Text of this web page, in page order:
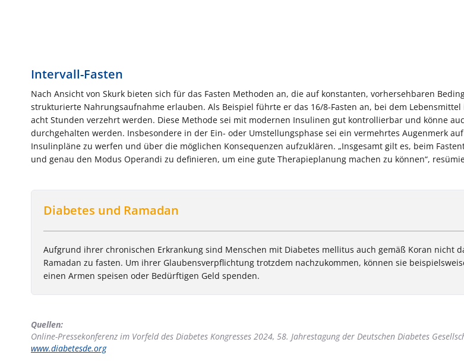
Intervall-Fasten
Nach Ansicht von Skurk bieten sich für das Fasten Methoden an, die auf konstanten, vorhersehbaren
strukturierte Nahrungsaufnahme erlauben. Als Beispiel führte er das 16/8-Fasten an, bei dem
acht Stunden verzehrt werden. Diese Methode sei mit modernen Insulinen gut kontrollierbar und könne
durchgehalten werden. Insbesondere in der Ein- oder Umstellungsphase sei ein vermehrtes Augenmerk
Insulinpläne zu werfen und über die möglichen Konsequenzen aufzuklären. „Insgesamt gilt es, beim
und genau den Modus Operandi zu definieren, um eine gute Therapieplanung machen zu können“,
Diabetes und Ramadan
Aufgrund ihrer chronischen Erkrankung sind Menschen mit Diabetes mellitus auch gemäß Koran nicht
Ramadan zu fasten. Um ihrer Glaubensverpflichtung trotzdem nachzukommen, können sie
einen Armen speisen oder Bedürftigen Geld spenden.
Quellen:
Online-Pressekonferenz im Vorfeld des Diabetes Kongresses 2024, 58. Jahrestagung der Deutschen Diabetes
www.diabetesde.org